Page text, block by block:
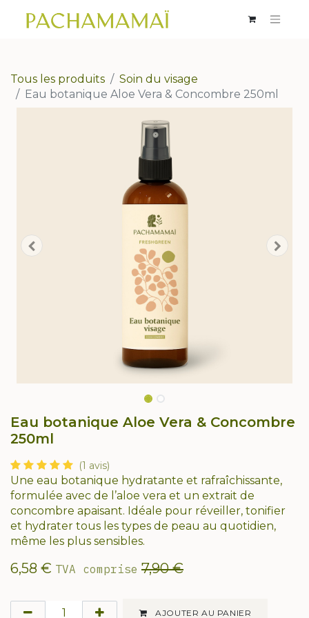
Tous les produits
Soin du visage
Eau botanique Aloe Vera & Concombre 250ml
Eau botanique Aloe Vera & Concombre
250ml
(1 avis)
Une eau botanique hydratante et rafraîchissante,
formulée avec de l’aloe vera et un extrait de
concombre apaisant. Idéale pour réveiller, tonifier
et hydrater tous les types de peau au quotidien,
même les plus sensibles.
6,58 € TVA comprise 7,90€
AJOUTER AU PANIER